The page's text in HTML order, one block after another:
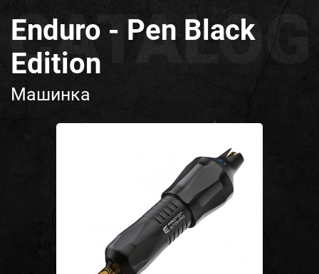
Enduro - Pen Black
Edition
Машинка